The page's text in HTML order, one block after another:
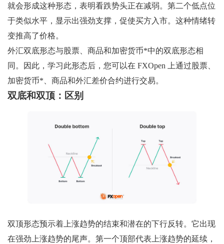
就会形成这种形态，表明看跌势头正在减弱。第二个低点位
于类似水平，显示出强劲支撑，促使买方入市。这种情绪转
变推高了价格。
外汇双底形态与股票、商品和加密货币*中的双底形态相
同。因此，学习此形态后，您可以在 FXOpen 上通过股票、
加密货币*、商品和外汇差价合约进行交易。
双底和双顶：区别
双顶形态预示着上涨趋势的结束和潜在的下行反转。它出现
在强劲上涨趋势的尾声。第一个顶部代表上涨趋势的延续，